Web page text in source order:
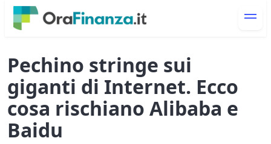
Pechino stringe sui
giganti di Internet. Ecco
cosa rischiano Alibaba e
Baidu